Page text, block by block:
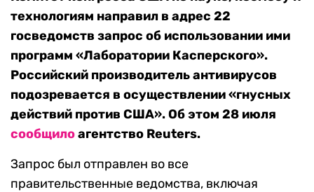
технологиям направил в адрес 22
госведомств запрос об использовании ими
программ «Лаборатории Касперского».
Российский производитель антивирусов
подозревается в осуществлении «гнусных
действий против США». Об этом 28 июля
сообщилоагентство Reuters.
Запрос был отправлен во все
правительственные ведомства, включая